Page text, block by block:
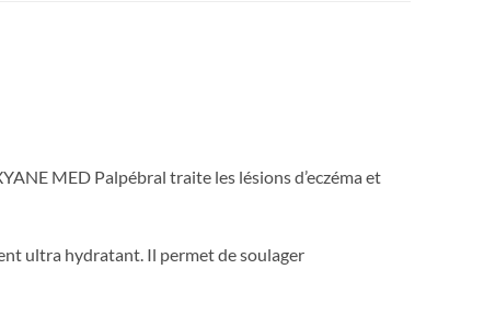
MED Palpébral traite les lésions d’eczéma et
ultra hydratant. Il permet de soulager